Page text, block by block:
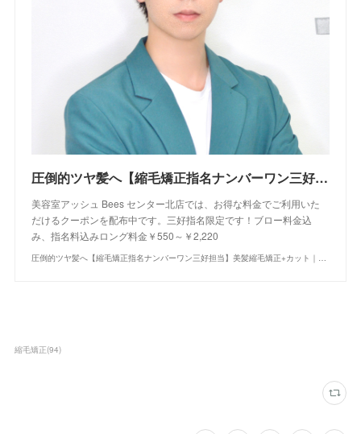
圧倒的ツヤ髪へ【縮毛矯正指名ナンバーワン三好担当】美髪縮毛矯正+カット｜クーポン・メニュー｜Bees センター北店｜ヘアサロン・美容院｜Ash オフィシャルサイト
美容室アッシュ Bees センター北店では、お得な料金でご利用いた
だけるクーポンを配布中です。三好指名限定です！ブロー料金込
み、指名料込みロング料金￥550～￥2,220
縮毛矯正(94)